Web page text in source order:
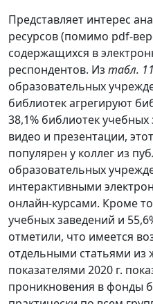
Представляет интерес
ресурсов (помимо pdf-
содержащихся в
респондентов. Из табл. 11
образовательных
библиотек агрегируют
38,1% библиотек
видео и презентации,
популярен у коллег из
образовательных
интерактивными
онлайн-курсами. Кроме
учебных заведений и
отметили, что имеется
отдельными статьями из
показателями 2020 г.
проникновения в фонды